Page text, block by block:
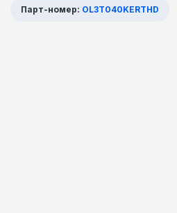
Парт-номер: OL3T040KERTHD